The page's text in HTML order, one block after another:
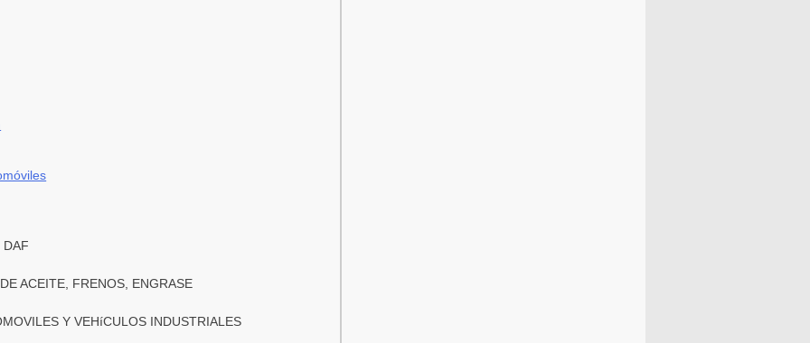
DAF
ACEITE, FRENOS, ENGRASE
Y VEHíCULOS INDUSTRIALES